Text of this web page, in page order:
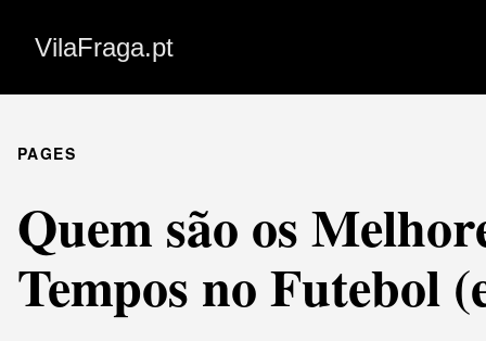
VilaFraga.pt
PAGES
Quem são os
Tempos no Futebol